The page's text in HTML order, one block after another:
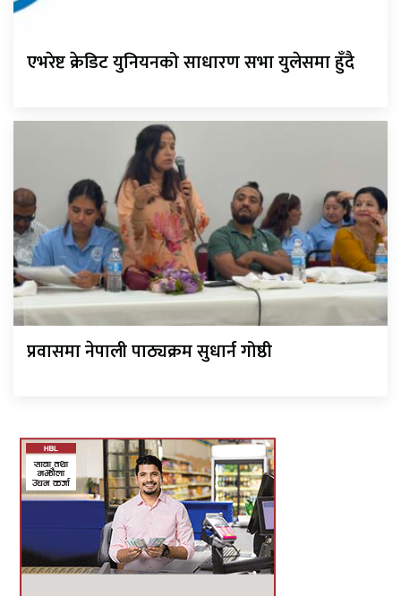
एभरेष्ट क्रेडिट युनियनको साधारण सभा युलेसमा हुँदै
प्रवासमा नेपाली पाठ्यक्रम सुधार्न गोष्ठी